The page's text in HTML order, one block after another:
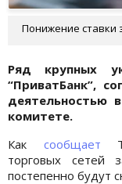
Понижение ставки
Ряд крупных
“ПриватБанк”,
деятельностью
комитете.
Как сообщает
торговых сетей
постепенно будут